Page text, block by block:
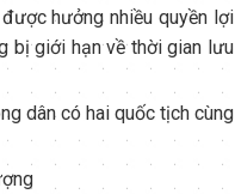
hưởng nhiều quyền lợi
bị giới hạn về thời gian lưu
dân có hai quốc tịch cùng